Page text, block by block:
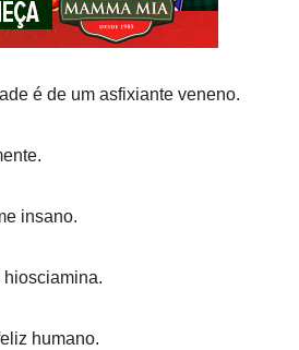
é de um asfixiante veneno.
insano.
humano.